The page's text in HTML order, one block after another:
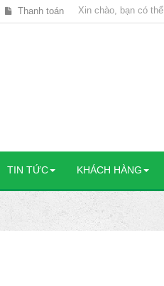
Thanh toán Xin chào, bạn có thể
TIN TỨC KHÁCH HÀNG